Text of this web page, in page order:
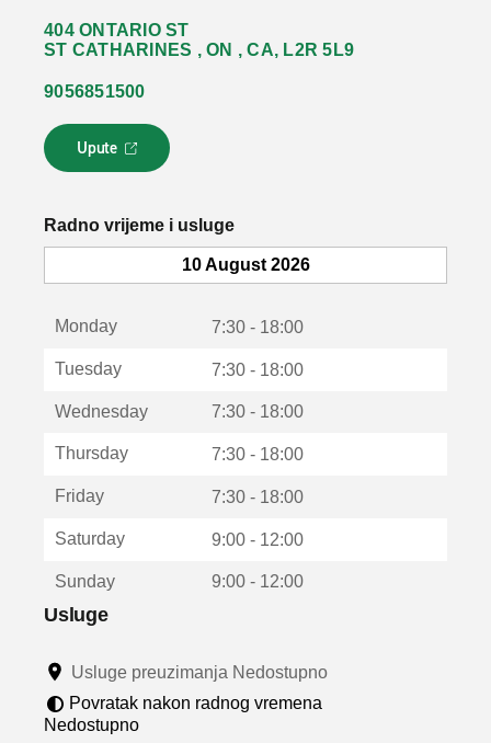
404 ONTARIO ST
ST CATHARINES , ON , CA, L2R 5L9
9056851500
Upute
L
i
k
o
u
u
Radno vrijeme i usluge
10 August 2026
Monday 7:30 - 18:00
Tuesday 7:30 - 18:00
Wednesday 7:30 - 18:00
Thursday 7:30 - 18:00
Friday 7:30 - 18:00
Saturday 9:00 - 12:00
Sunday 9:00 - 12:00
Usluge
Usluge preuzimanja Nedostupno
Povratak nakon radnog vremena
Nedostupno